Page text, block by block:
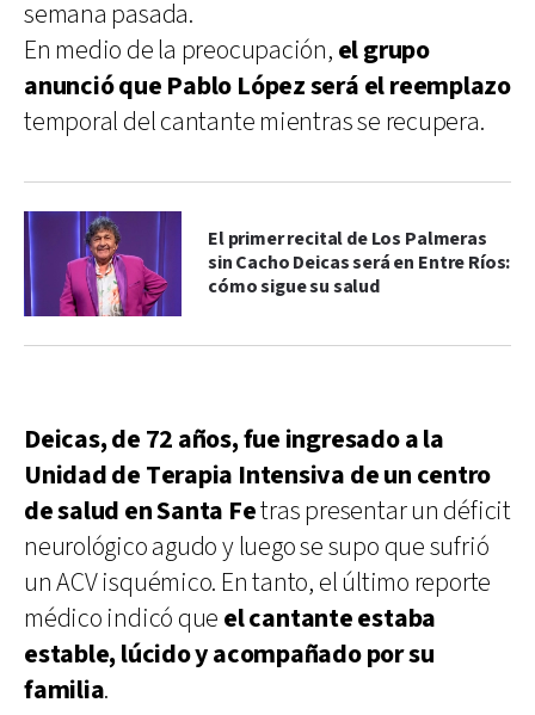
semana pasada.
En medio de la preocupación, el grupo
anunció que Pablo López será el reemplazo
temporal del cantante mientras se recupera.
El primer recital de Los Palmeras
sin Cacho Deicas será en Entre Ríos:
cómo sigue su salud
Deicas, de 72 años, fue ingresado a la
Unidad de Terapia Intensiva de un centro
de salud en Santa Fetras presentar un déficit
neurológico agudo y luego se supo que sufrió
un ACV isquémico. En tanto, el último reporte
médico indicó que el cantante estaba
estable, lúcido y acompañado por su
familia.